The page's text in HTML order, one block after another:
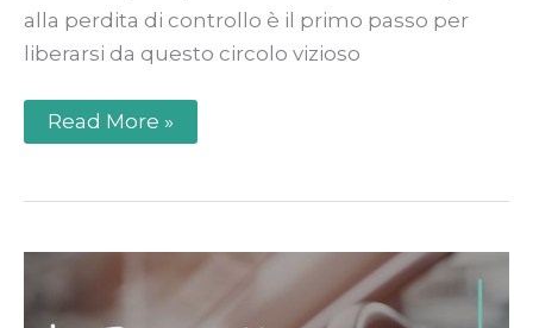
alla perdita di controllo è il primo passo per
liberarsi da questo circolo vizioso
Read More »
panico
alla